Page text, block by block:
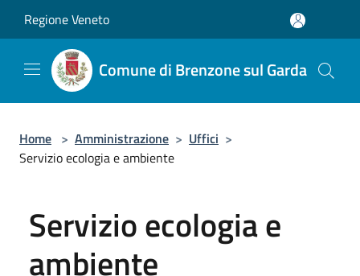
Regione Veneto
Comune di Brenzone sul Garda
Home > Amministrazione > Uffici >
Servizio ecologia e ambiente
Servizio ecologia e
ambiente